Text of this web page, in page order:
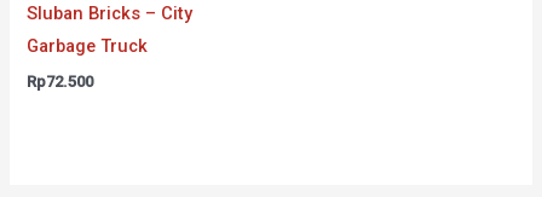
Sluban Bricks – City
Garbage Truck
Rp72.500